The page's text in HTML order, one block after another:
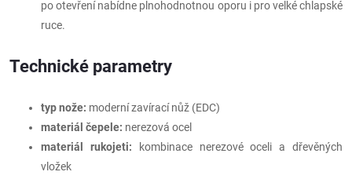
po otevření nabídne plnohodnotnou oporu i pro velké chlapské
ruce.
Technické parametry
typ nože: moderní zavírací nůž (EDC)
materiál čepele: nerezová ocel
materiál rukojeti: kombinace nerezové oceli a dřevěných
vložek